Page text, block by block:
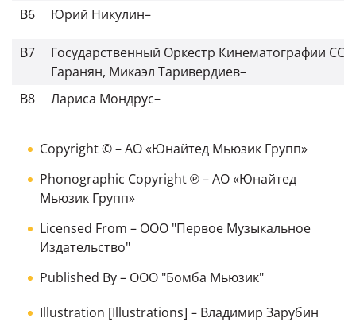
B6 Юрий Никулин–
B7
Государственный Оркестр Кинематографии
Гаранян, Микаэл Таривердиев–
B8
Лариса Мондрус–
Copyright ©–АО «Юнайтед Мьюзик Групп»
Phonographic Copyright ℗–АО «Юнайтед
Мьюзик Групп»
Licensed From – ООО "Первое Музыкальное
Издательство"
Published By– ООО "Бомба Мьюзик"
Illustration [Illustrations] – Владимир Зарубин